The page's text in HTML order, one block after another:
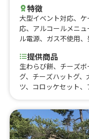
特徴
大型イベント対応、
応、 アルコールメニュ
ル電源、 ガス不使用、
提供商品
生わらび餅、チーズ
グ、チーズハットグ
ツ、コロッケセット
ハイボール、酎ハイ
ツ、コロッケセット